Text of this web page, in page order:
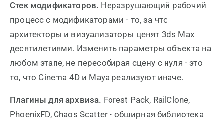
Стек модификаторов. Неразрушающий рабочий
процесс с модификаторами - то, за что
архитекторы и визуализаторы ценят 3ds Max
десятилетиями. Изменить параметры объекта на
любом этапе, не пересобирая сцену с нуля - это
то, что Cinema 4D и Maya реализуют иначе.
Плагины для архвиза. Forest Pack, RailClone,
PhoenixFD, Chaos Scatter - обширная библиотека